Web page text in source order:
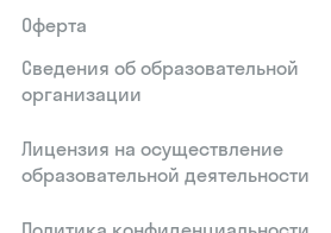
Оферта
Сведения об образовательной
организации
Лицензия на осуществление
образовательной деятельности